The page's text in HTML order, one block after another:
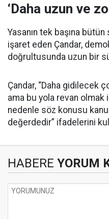
‘Daha uzun ve
Yasanın tek başına
işaret eden Çandar,
doğrultusunda uzun bir
Çandar, “Daha gidilecek
ama bu yola revan olmak
nedenle söz konusu
değerdedir” ifadelerini
HABERE YORUM